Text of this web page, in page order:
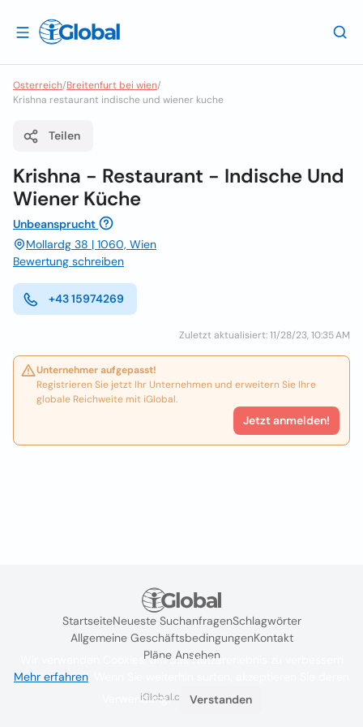
Osterreich/Breitenfurt bei wien/
Krishna restaurant indische und wiener kuche
Teilen
Krishna - Restaurant - Indische Und
Wiener Küche
Unbeansprucht
Mollardg 38 | 1060, Wien
Bewertung schreiben
+43 15974269
Zuletzt aktualisiert: 11/28/23, 10:35 AM
Unternehmer aufgepasst!
Registrieren Sie jetzt Ihr Unternehmen und erweitern Sie Ihre
globale Reichweite mit iGlobal.
Jetzt anmelden!
StartseiteNeueste SuchanfragenSchlagwörter
Allgemeine GeschäftsbedingungenKontakt
Pläne Ansehen
iGlobal.co @ 2024
Wir verwenden Cookies, um das Nutzererlebnis zu verbessern
Mehr erfahren
Verwendung.
Verstanden